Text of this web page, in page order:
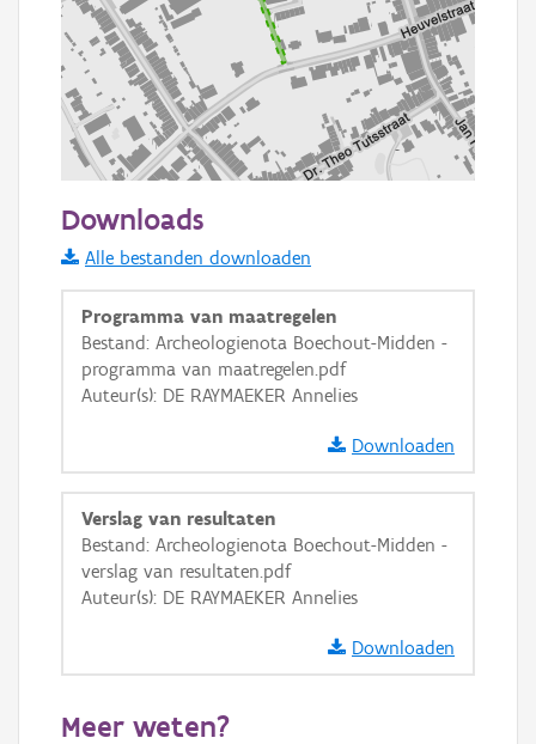
Informatie Vlaanderen
i
+ −
Basis Lagen
OSM-Basiskaart
GRB-Basiskaart
GRB-Basiskaart in grijswaarden
Downloads
Alle bestanden downloaden
Programma van maatregelen
Bestand: Archeologienota Boechout-Midden -
programma van maatregelen.pdf
Auteur(s): DE RAYMAEKER Annelies
Downloaden
Verslag van resultaten
Bestand: Archeologienota Boechout-Midden -
verslag van resultaten.pdf
Auteur(s): DE RAYMAEKER Annelies
Downloaden
Meer weten?